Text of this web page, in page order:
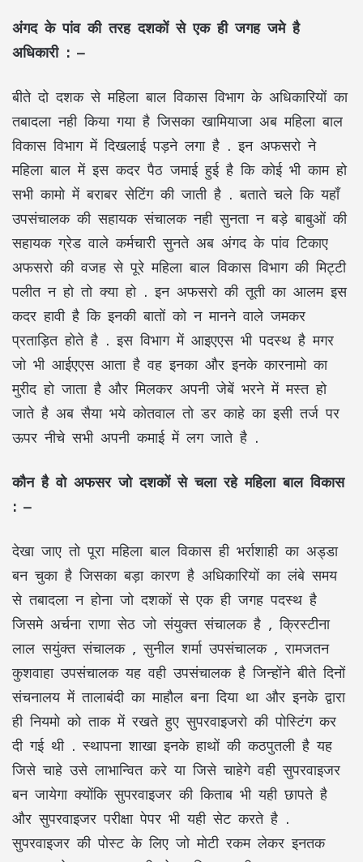
अंगद के पांव की तरह दशकों से एक ही जगह जमे है
अधिकारी : –
बीते दो दशक से महिला बाल विकास विभाग के अधिकारियों का
तबादला नही किया गया है जिसका खामियाजा अब महिला बाल
विकास विभाग में दिखलाई पड़ने लगा है . इन अफसरो ने
महिला बाल में इस कदर पैठ जमाई हुई है कि कोई भी काम हो
सभी कामो में बराबर सेटिंग की जाती है . बताते चले कि यहाँ
उपसंचालक की सहायक संचालक नही सुनता न बड़े बाबुओं की
सहायक ग्रेड वाले कर्मचारी सुनते अब अंगद के पांव टिकाए
अफसरो की वजह से पूरे महिला बाल विकास विभाग की मिट्टी
पलीत न हो तो क्या हो . इन अफसरो की तूती का आलम इस
कदर हावी है कि इनकी बातों को न मानने वाले जमकर
प्रताड़ित होते है . इस विभाग में आइएएस भी पदस्थ है मगर
जो भी आईएएस आता है वह इनका और इनके कारनामो का
मुरीद हो जाता है और मिलकर अपनी जेबें भरने में मस्त हो
जाते है अब सैया भये कोतवाल तो डर काहे का इसी तर्ज पर
ऊपर नीचे सभी अपनी कमाई में लग जाते है .
कौन है वो अफसर जो दशकों से चला रहे महिला बाल विकास
: –
देखा जाए तो पूरा महिला बाल विकास ही भर्राशाही का अड्डा
बन चुका है जिसका बड़ा कारण है अधिकारियों का लंबे समय
से तबादला न होना जो दशकों से एक ही जगह पदस्थ है
जिसमे अर्चना राणा सेठ जो संयुक्त संचालक है , क्रिस्टीना
लाल सयुंक्त संचालक , सुनील शर्मा उपसंचालक , रामजतन
कुशवाहा उपसंचालक यह वही उपसंचालक है जिन्होंने बीते दिनों
संचनालय में तालाबंदी का माहौल बना दिया था और इनके द्वारा
ही नियमो को ताक में रखते हुए सुपरवाइजरो की पोस्टिंग कर
दी गई थी . स्थापना शाखा इनके हाथों की कठपुतली है यह
जिसे चाहे उसे लाभान्वित करे या जिसे चाहेगे वही सुपरवाइजर
बन जायेगा क्योंकि सुपरवाइजर की किताब भी यही छापते है
और सुपरवाइजर परीक्षा पेपर भी यही सेट करते है .
सुपरवाइजर की पोस्ट के लिए जो मोटी रकम लेकर इनतक